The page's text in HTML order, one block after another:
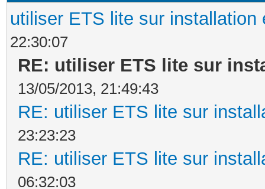
utiliser ETS lite sur installation
22:30:07
RE: utiliser ETS lite sur
13/05/2013, 21:49:43
RE: utiliser ETS lite sur
23:23:23
RE: utiliser ETS lite sur
06:32:03